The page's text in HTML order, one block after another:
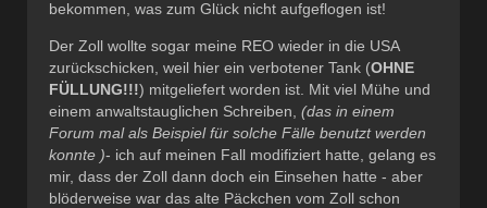
bekommen, was zum Glück nicht aufgeflogen ist!
Der Zoll wollte sogar meine REO wieder in die USA
zurückschicken, weil hier ein verbotener Tank (OHNE
FÜLLUNG!!!) mitgeliefert worden ist. Mit viel Mühe und
einem anwaltstauglichen Schreiben, (das in einem
Forum mal als Beispiel für solche Fälle benutzt werden
konnte )- ich auf meinen Fall modifiziert hatte, gelang es
mir, dass der Zoll dann doch ein Einsehen hatte - aber
blöderweise war das alte Päckchen vom Zoll schon